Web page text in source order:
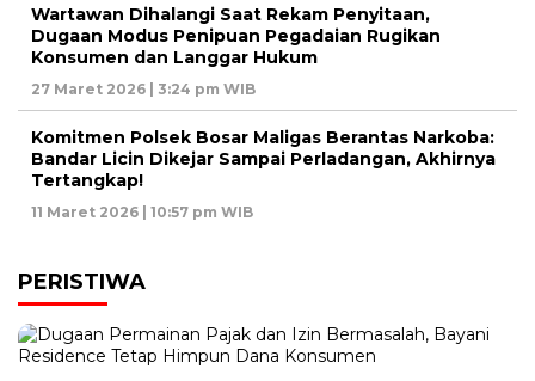
Wartawan Dihalangi Saat Rekam Penyitaan,
Dugaan Modus Penipuan Pegadaian Rugikan
Konsumen dan Langgar Hukum
27 Maret 2026 | 3:24 pm WIB
Komitmen Polsek Bosar Maligas Berantas Narkoba:
Bandar Licin Dikejar Sampai Perladangan, Akhirnya
Tertangkap!
11 Maret 2026 | 10:57 pm WIB
PERISTIWA